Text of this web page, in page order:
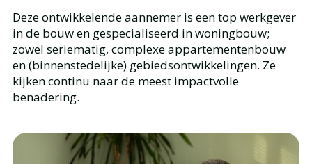
Deze ontwikkelende aannemer is een top werkgever
in de bouw en gespecialiseerd in woningbouw;
zowel seriematig, complexe appartementenbouw
en (binnenstedelijke) gebiedsontwikkelingen. Ze
kijken continu naar de meest impactvolle
benadering.